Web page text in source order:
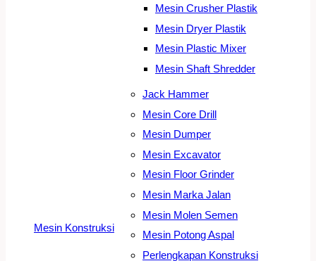
Mesin Crusher Plastik
Mesin Dryer Plastik
Mesin Plastic Mixer
Mesin Shaft Shredder
Mesin Konstruksi
Jack Hammer
Mesin Core Drill
Mesin Dumper
Mesin Excavator
Mesin Floor Grinder
Mesin Marka Jalan
Mesin Molen Semen
Mesin Potong Aspal
Perlengkapan Konstruksi